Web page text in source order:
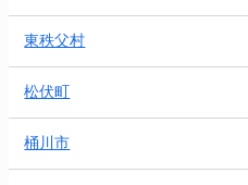
東秩父村
松伏町
桶川市